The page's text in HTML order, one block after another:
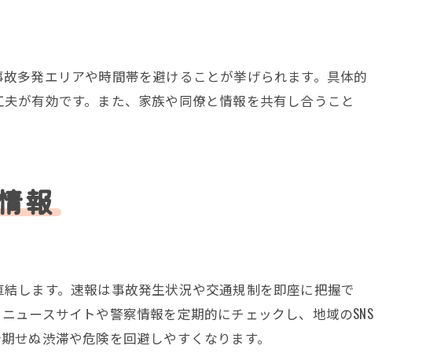
故傾向
ル強化策
説
とは
方法
多発エリアや時間帯を避けることが挙げられます。具体的
が有効です。また、家族や同僚と情報を共有し合うこと
報
します。速報は事故発生状況や交通規制を即座に把握で
ュースサイトや警察情報を定期的にチェックし、地域のSNS
ぬ渋滞や危険を回避しやすくなります。